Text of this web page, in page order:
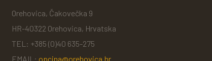
Orehovica, Čakovečka 9
HR-40322 Orehovica, Hrvatska
TEL: +385 (0)40 635-275
EMAIL: opcina@orehovica.hr